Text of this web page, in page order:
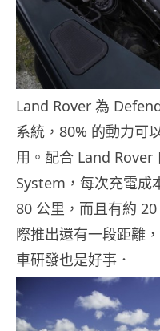
Land Rover 為
系統，80% 的動力可
用。配合 Land
System，每次充電成
80 公里，而且有約
際推出還有一段距離
車研發也是好事．